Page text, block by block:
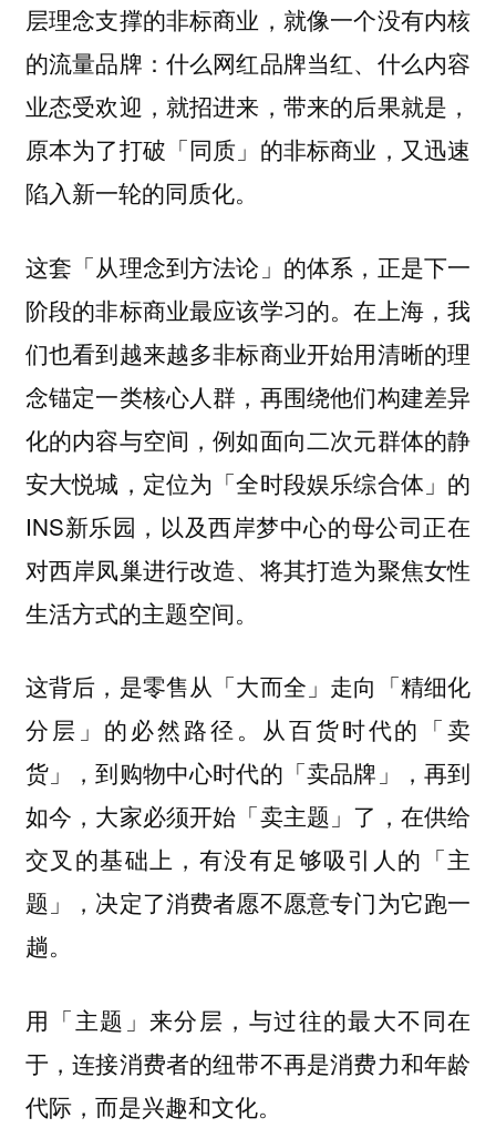
层理念支撑的非标商业，就像一个没有内核
的流量品牌：什么网红品牌当红、什么内容
业态受欢迎，就招进来，带来的后果就是，
原本为了打破「同质」的非标商业，又迅速
陷入新一轮的同质化。
这套「从理念到方法论」的体系，正是下一
阶段的非标商业最应该学习的。在上海，我
们也看到越来越多非标商业开始用清晰的理
念锚定一类核心人群，再围绕他们构建差异
化的内容与空间，例如面向二次元群体的静
安大悦城，定位为「全时段娱乐综合体」的
INS新乐园，以及西岸梦中心的母公司正在
对西岸凤巢进行改造、将其打造为聚焦女性
生活方式的主题空间。
这背后，是零售从「大而全」走向「精细化
分层」的必然路径。从百货时代的「卖
货」，到购物中心时代的「卖品牌」，再到
如今，大家必须开始「卖主题」了，在供给
交叉的基础上，有没有足够吸引人的「主
题」，决定了消费者愿不愿意专门为它跑一
趟。
用「主题」来分层，与过往的最大不同在
于，连接消费者的纽带不再是消费力和年龄
代际，而是兴趣和文化。